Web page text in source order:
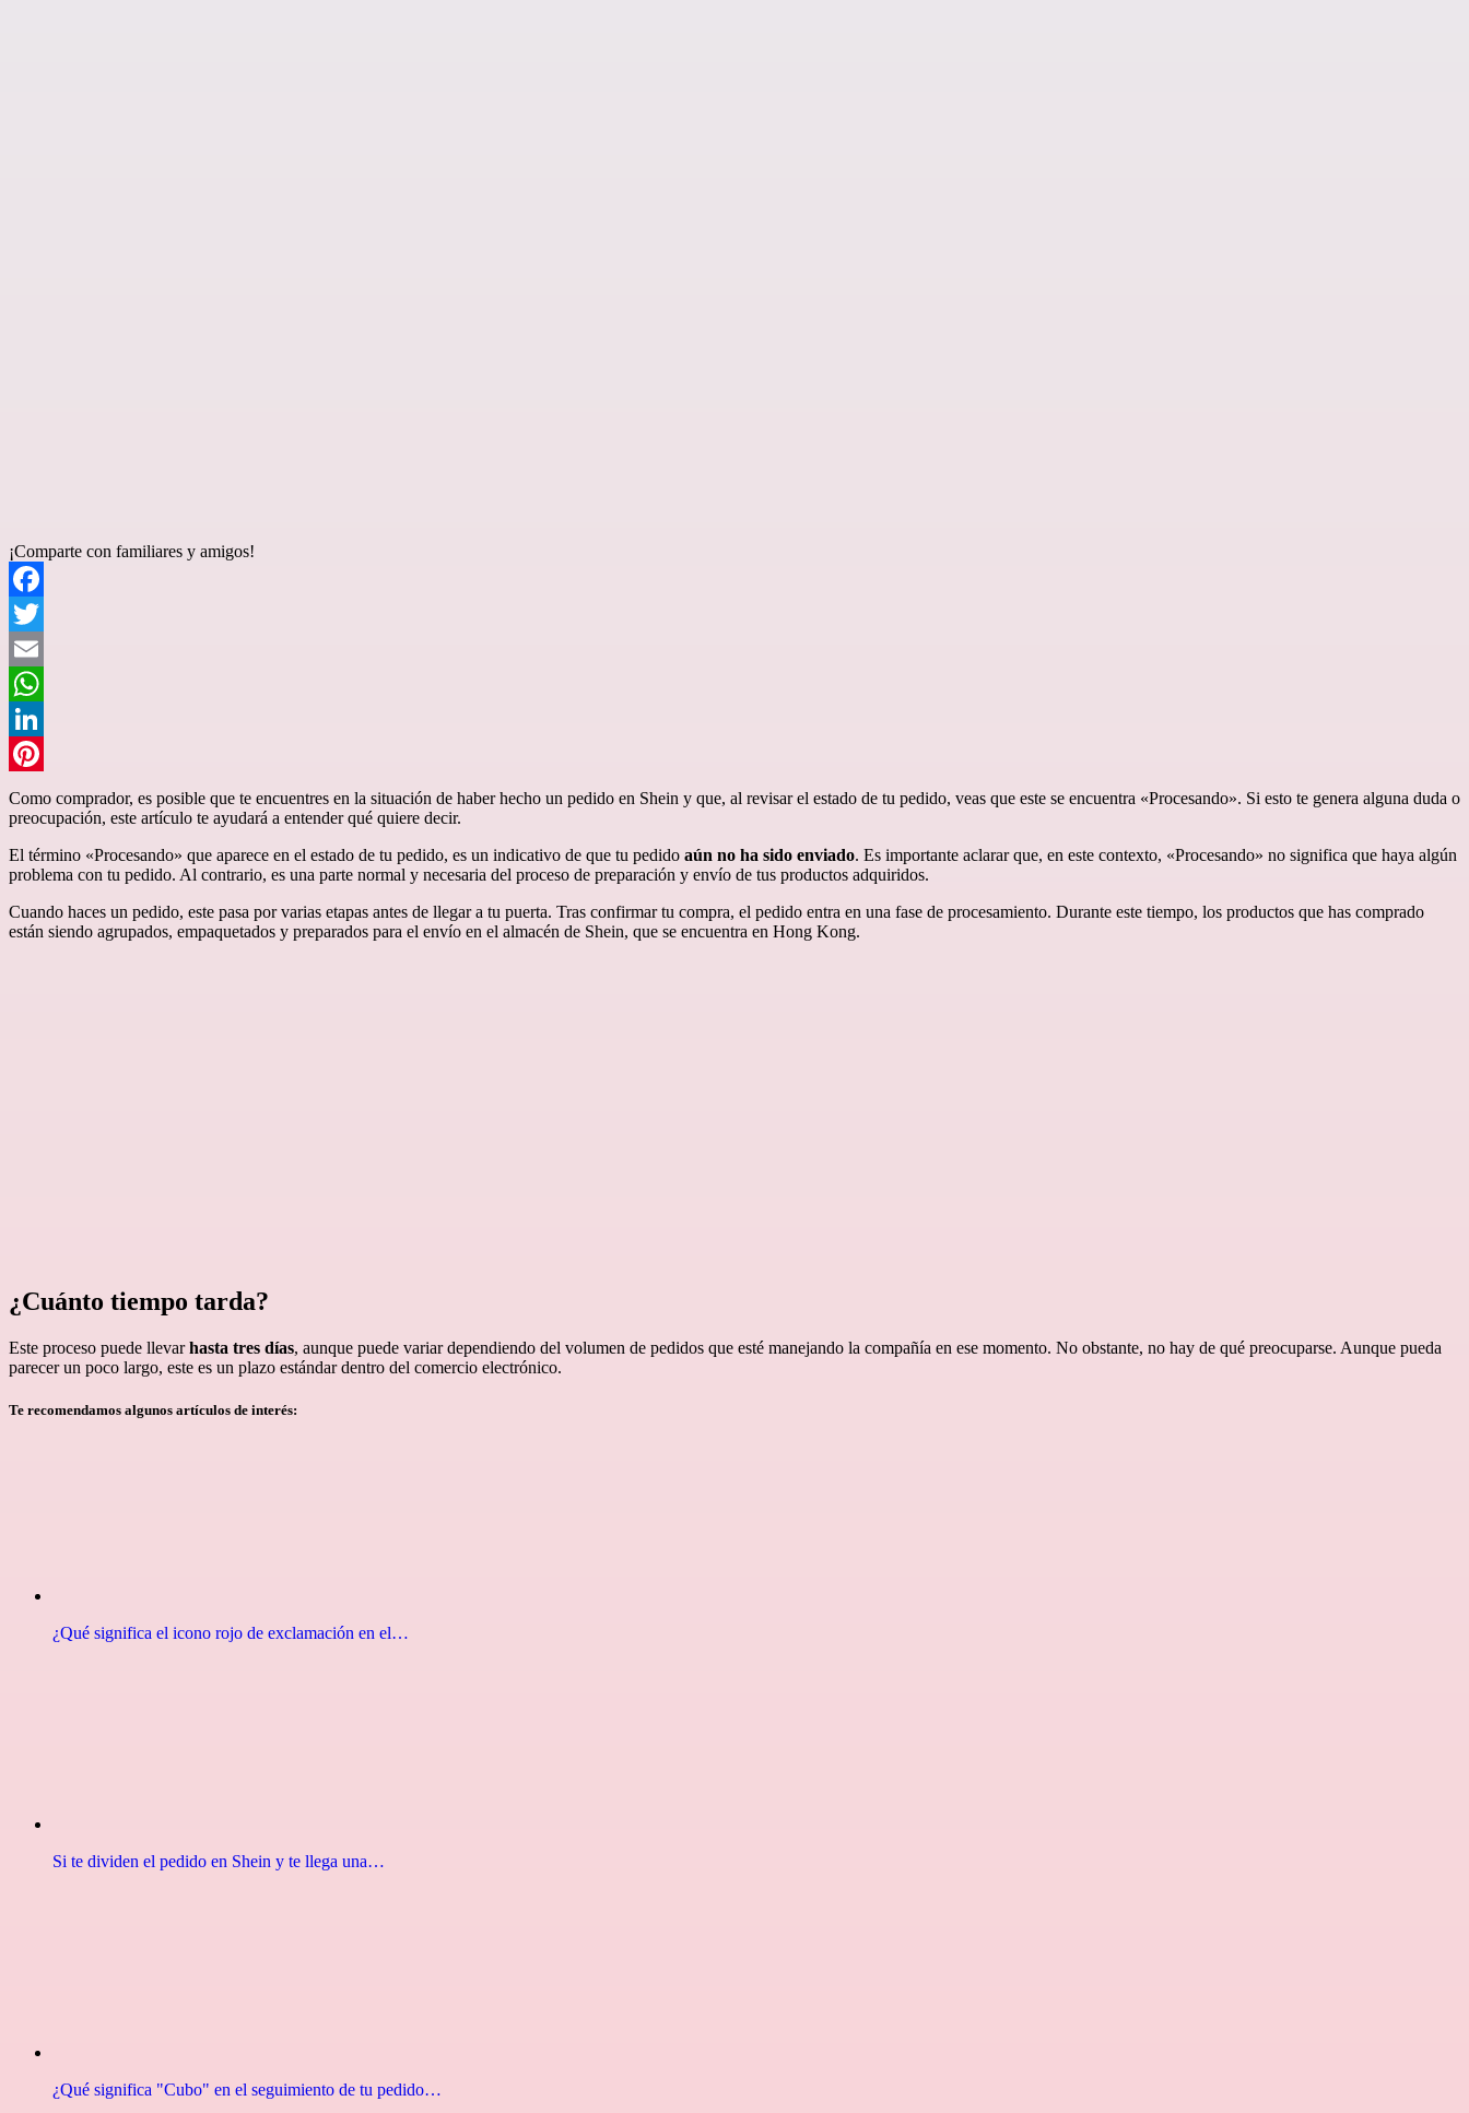
¡Comparte con familiares y amigos!
Facebook
Twitter
Email
WhatsApp
LinkedIn
Pinterest
Como comprador, es posible que te encuentres en la situación de haber hecho un pedido en Shein y que, al revisar el estado de tu pedido, veas que este se encuentra «Procesando». Si esto te genera alguna duda o
preocupación, este artículo te ayudará a entender qué quiere decir.
El término «Procesando» que aparece en el estado de tu pedido, es un indicativo de que tu pedido aún no ha sido enviado. Es importante aclarar que, en este contexto, «Procesando» no significa que haya algún
problema con tu pedido. Al contrario, es una parte normal y necesaria del proceso de preparación y envío de tus productos adquiridos.
Cuando haces un pedido, este pasa por varias etapas antes de llegar a tu puerta. Tras confirmar tu compra, el pedido entra en una fase de procesamiento. Durante este tiempo, los productos que has comprado
están siendo agrupados, empaquetados y preparados para el envío en el almacén de Shein, que se encuentra en Hong Kong.
¿Cuánto tiempo tarda?
Este proceso puede llevarhasta tres días, aunque puede variar dependiendo del volumen de pedidos que esté manejando la compañía en ese momento. No obstante, no hay de qué preocuparse. Aunque pueda
parecer un poco largo, este es un plazo estándar dentro del comercio electrónico.
Te recomendamos algunos artículos de interés:
¿Qué significa el icono rojo de exclamación en el…
Si te dividen el pedido en Shein y te llega una…
¿Qué significa "Cubo" en el seguimiento de tu pedido…